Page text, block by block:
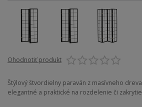
Ohodnotiť produkt
Štýlový štvordielny paraván z masívneho
elegantné a praktické na rozdelenie či